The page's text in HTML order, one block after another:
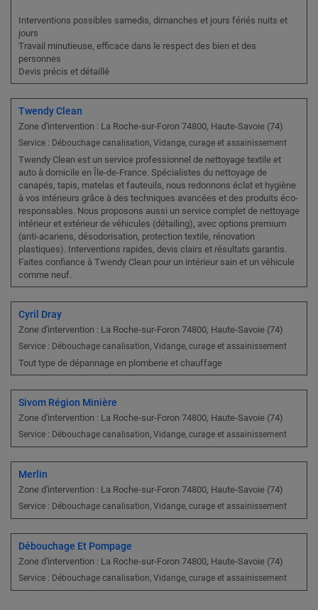
Interventions possibles samedis, dimanches et jours fériés nuits et
jours
Travail minutieuse, efficace dans le respect des bien et des
personnes
Devis précis et détaillé
Twendy Clean
Zone d'intervention : La Roche-sur-Foron 74800, Haute-Savoie (74)
Service : Débouchage canalisation, Vidange, curage et assainissement
Twendy Clean est un service professionnel de nettoyage textile et
auto à domicile en Île-de-France. Spécialistes du nettoyage de
canapés, tapis, matelas et fauteuils, nous redonnons éclat et hygiène
à vos intérieurs grâce à des techniques avancées et des produits éco-
responsables. Nous proposons aussi un service complet de nettoyage
intérieur et extérieur de véhicules (détailing), avec options premium
(anti-acariens, désodorisation, protection textile, rénovation
plastiques). Interventions rapides, devis clairs et résultats garantis.
Faites confiance à Twendy Clean pour un intérieur sain et un véhicule
comme neuf.
Cyril Dray
Zone d'intervention : La Roche-sur-Foron 74800, Haute-Savoie (74)
Service : Débouchage canalisation, Vidange, curage et assainissement
Tout type de dépannage en plomberie et chauffage
Sivom Région Minière
Zone d'intervention : La Roche-sur-Foron 74800, Haute-Savoie (74)
Service : Débouchage canalisation, Vidange, curage et assainissement
Merlin
Zone d'intervention : La Roche-sur-Foron 74800, Haute-Savoie (74)
Service : Débouchage canalisation, Vidange, curage et assainissement
Débouchage Et Pompage
Zone d'intervention : La Roche-sur-Foron 74800, Haute-Savoie (74)
Service : Débouchage canalisation, Vidange, curage et assainissement